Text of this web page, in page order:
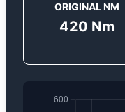
ORIGINAL NM
420 Nm